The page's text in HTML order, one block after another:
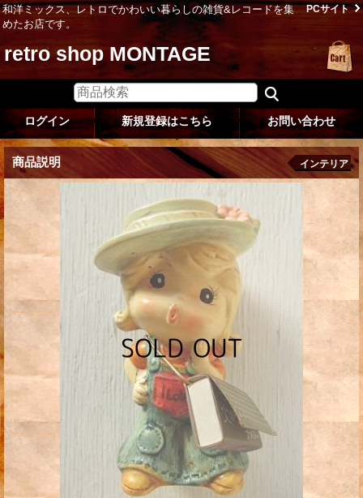
和洋ミックス、レトロでかわいい暮らしの雑貨&レコードを集
めたお店です。
PCサイト
retro shop MONTAGE
ログイン 新規登録はこちら お問い合わせ
商品説明 インテリア